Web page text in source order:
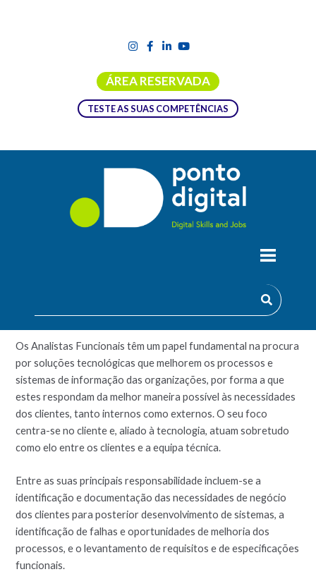
ÁREA RESERVADA
TESTE AS SUAS COMPETÊNCIAS
ACADEMIA ANALISTA FUNCIONAL
claro imperativo para que as organizações vinguem no
mercado atual.
Os Analistas Funcionais têm um papel fundamental na procura
por soluções tecnológicas que melhorem os processos e
sistemas de informação das organizações, por forma a que
estes respondam da melhor maneira possível às necessidades
dos clientes, tanto internos como externos. O seu foco
centra-se no cliente e, aliado à tecnologia, atuam sobretudo
como elo entre os clientes e a equipa técnica.
Entre as suas principais responsabilidade incluem-se a
identificação e documentação das necessidades de negócio
dos clientes para posterior desenvolvimento de sistemas, a
identificação de falhas e oportunidades de melhoria dos
processos, e o levantamento de requisitos e de especificações
funcionais.